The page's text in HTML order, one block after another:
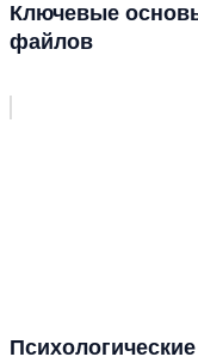
Ключевые
файлов